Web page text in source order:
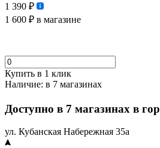
1 390 ₽
1 600 ₽ в магазине
Купить в 1 клик
Наличие: в 7 магазинах
Доступно в 7 магазинах в
ул. Кубанская Набережная 35а